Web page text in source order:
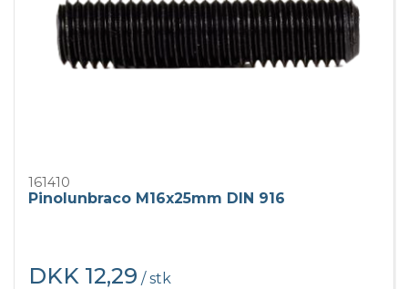
161410
Pinolunbraco M16x25mm DIN 916
DKK 12,29 / stk